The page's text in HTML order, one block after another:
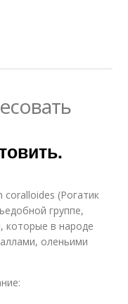
coralloides (Рогатик
группе,
которые в народе
оленьими